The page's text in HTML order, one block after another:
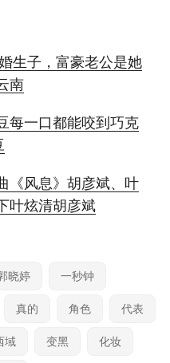
生子，富豪老公是她
南
每一口都能咬到巧克
《风息》胡彦斌、叶
叶炫清胡彦斌
晓婷 一秒钟
真的 角色 代表
域 变黑 化妆